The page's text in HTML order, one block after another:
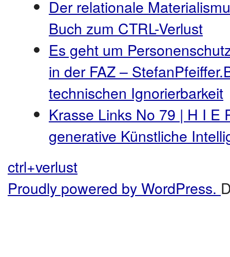
Der relationale
Buch zum CTRL-Verlust
Es geht um
in der FAZ –
technischen Ignorierbarkeit
Krasse Links No 79 | H I E
generative Künstliche
ctrl+verlust
Proudly powered by WordPress.